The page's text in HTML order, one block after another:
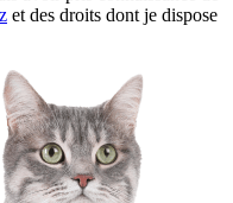
et des droits dont je dispose